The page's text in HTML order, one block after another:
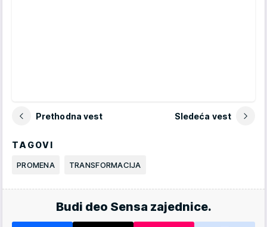
Prethodna vest Sledeća vest
TAGOVI
PROMENA TRANSFORMACIJA
Budi deo Sensa zajednice.